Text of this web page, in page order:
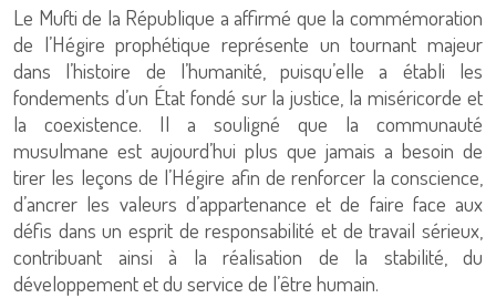
Le Mufti de la République a affirmé que la commémoration
de l’Hégire prophétique représente un tournant majeur
dans l’histoire de l’humanité, puisqu’elle a établi les
fondements d’un État fondé sur la justice, la miséricorde et
la coexistence. Il a souligné que la communauté
musulmane est aujourd’hui plus que jamais a besoin de
tirer les leçons de l’Hégire afin de renforcer la conscience,
d’ancrer les valeurs d’appartenance et de faire face aux
défis dans un esprit de responsabilité et de travail sérieux,
contribuant ainsi à la réalisation de la stabilité, du
développement et du service de l’être humain.